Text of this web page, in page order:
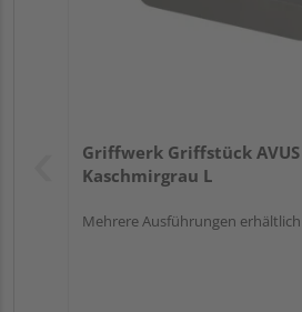
Griffwerk Griffstück AVUS
Kaschmirgrau L
Mehrere Ausführungen erhältlich